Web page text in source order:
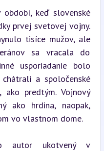
období, keď slovenské
prvej svetovej vojny.
tisíce mužov, ale
sa vracala do
usporiadanie bolo
a spoločenské
predtým. Vojnový
ako hrdina, naopak,
vo vlastnom dome.
autor ukotvený v